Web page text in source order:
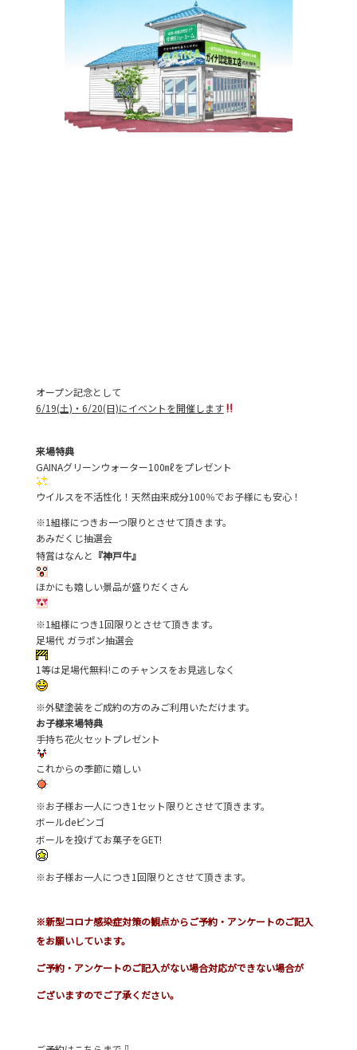
オープン記念として
6/19(土)・6/20(日)にイベントを開催します
来場特典
GAINAグリーンウォーター100㎖をプレゼント
ウイルスを不活性化！天然由来成分100％でお子様にも安心！
※1組様につきお一つ限りとさせて頂きます。
あみだくじ抽選会
特賞はなんと 『神戸牛』
ほかにも嬉しい景品が盛りだくさん
※1組様につき1回限りとさせて頂きます。
足場代 ガラポン抽選会
1等は足場代無料!このチャンスをお見逃しなく
※外壁塗装をご成約の方のみご利用いただけます。
お子様来場特典
手持ち花火セットプレゼント
これからの季節に嬉しい
※お子様お一人につき1セット限りとさせて頂きます。
ボールdeビンゴ
ボールを投げてお菓子をGET!
※お子様お一人につき1回限りとさせて頂きます。
※新型コロナ感染症対策の観点からご予約・アンケートのご記入
をお願いしています。
ご予約・アンケートのご記入がない場合対応ができない場合が
ございますのでご了承ください。